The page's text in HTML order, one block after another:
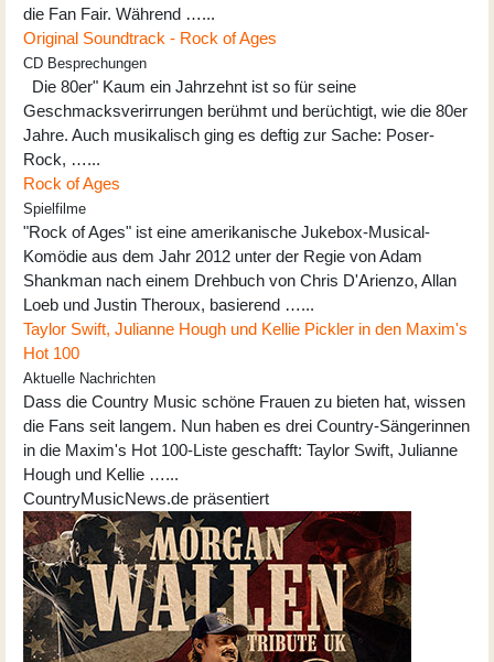
die Fan Fair. Während …...
Original Soundtrack - Rock of Ages
CD Besprechungen
Die 80er" Kaum ein Jahrzehnt ist so für seine
Geschmacksverirrungen berühmt und berüchtigt, wie die 80er
Jahre. Auch musikalisch ging es deftig zur Sache: Poser-
Rock, …...
Rock of Ages
Spielfilme
"Rock of Ages" ist eine amerikanische Jukebox-Musical-
Komödie aus dem Jahr 2012 unter der Regie von Adam
Shankman nach einem Drehbuch von Chris D'Arienzo, Allan
Loeb und Justin Theroux, basierend …...
Taylor Swift, Julianne Hough und Kellie Pickler in den Maxim's
Hot 100
Aktuelle Nachrichten
Dass die Country Music schöne Frauen zu bieten hat, wissen
die Fans seit langem. Nun haben es drei Country-Sängerinnen
in die Maxim's Hot 100-Liste geschafft: Taylor Swift, Julianne
Hough und Kellie …...
CountryMusicNews.de präsentiert